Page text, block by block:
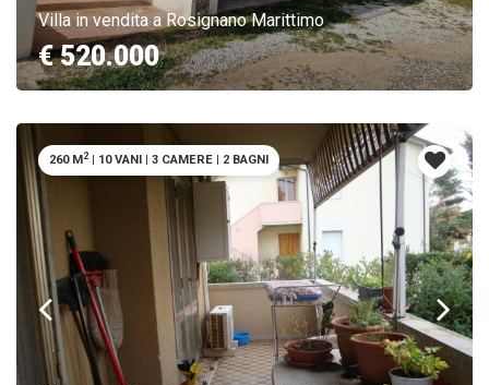
Villa in vendita a Rosignano Marittimo
€ 520.000
260 M2 | 10 VANI | 3 CAMERE | 2 BAGNI